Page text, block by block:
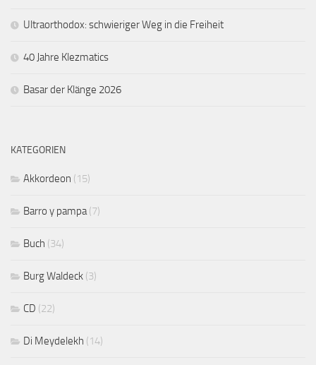
Ultraorthodox: schwieriger Weg in die Freiheit
40 Jahre Klezmatics
Basar der Klänge 2026
KATEGORIEN
Akkordeon (15)
Barro y pampa(7)
Buch (34)
Burg Waldeck (3)
CD (22)
Di Meydelekh (14)